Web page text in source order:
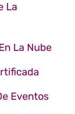
La
La Nube
Eventos